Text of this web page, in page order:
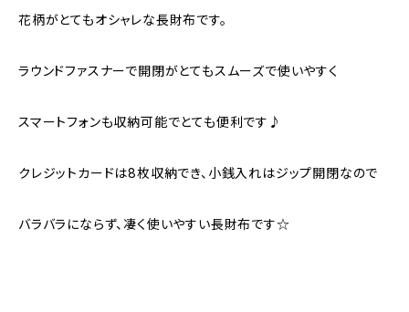
花柄がとてもオシャレな長財布です。
ラウンドファスナーで開閉がとてもスムーズで使いやすく
スマートフォンも収納可能でとても便利です♪
クレジットカードは8枚収納でき、小銭入れはジップ開閉なので
バラバラにならず、凄く使いやすい長財布です☆